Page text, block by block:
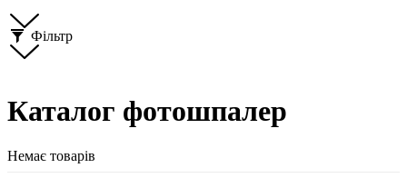
Фільтр
Каталог фотошпалер
Немає товарів